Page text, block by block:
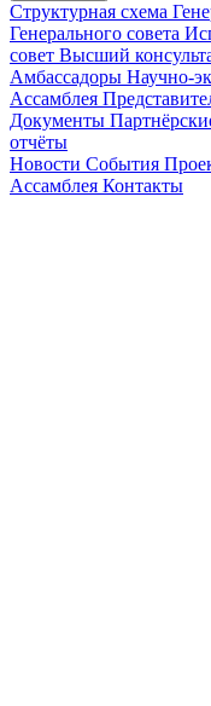
Структурная схема
Генерального совета
совет Высший
Амбассадоры Научно-
Ассамблея
Документы
отчёты
Новости События
Ассамблея Контакты